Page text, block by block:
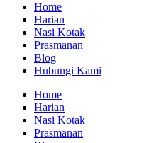
Home
Harian
Nasi Kotak
Prasmanan
Blog
Hubungi Kami
Home
Harian
Nasi Kotak
Prasmanan